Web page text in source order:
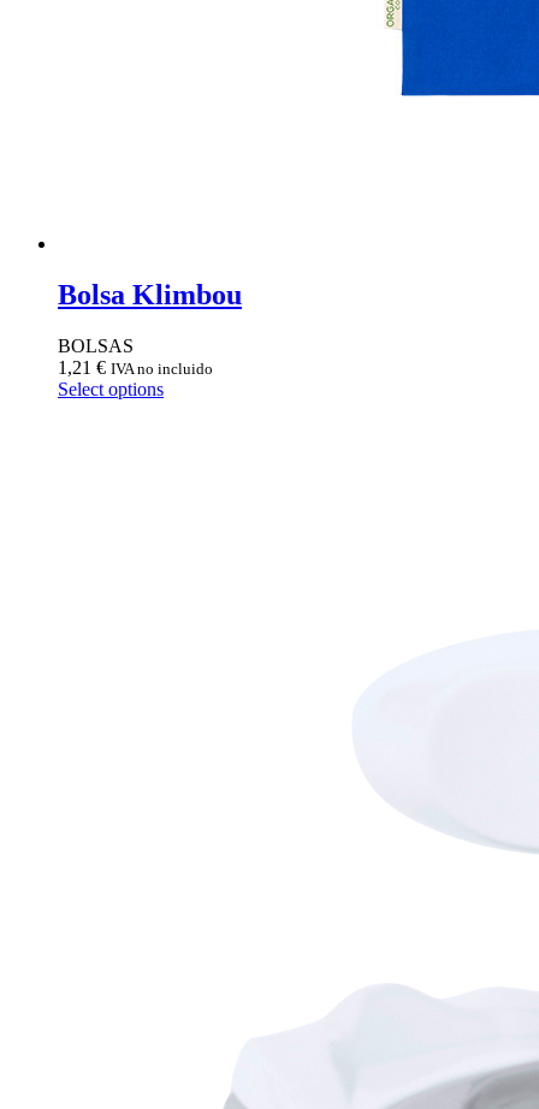
Bolsa Klimbou
BOLSAS
1,21 € IVA no incluido
Select options